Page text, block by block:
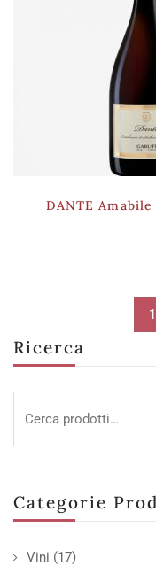
Ricerca
Categorie
Vini (17)
DANTE
1